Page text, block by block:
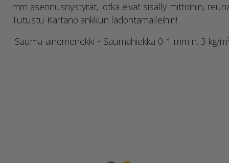
mm asennusnystyrät, jotka eivät sisälly mittoihin,
Tutustu Kartanolankkun ladontamalleihin!
Sauma-ainemenekki • Saumahiekka 0-1 mm n. 3 kg/